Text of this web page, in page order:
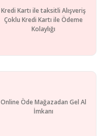
Kredi Kartı ile taksitli Alışveriş
Çoklu Kredi Kartı ile Ödeme
Kolaylığı
Online Öde Mağazadan Gel Al
İmkanı